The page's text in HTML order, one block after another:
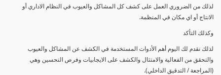
لذلك من الضروري العمل على كشف كل المشاكل والعيوب في النظام الاداري أو
الانتاج أو اي مكان في المنظمة.
وكذلك التأكد
لذلك نقدم لك اليوم أهم الأدوات المستخدمة في الكشف عن المشاكل والعيوب
والتحقق من الفعالية والامتثال والكشف على الايجابيات وفرص التحسين وهي
(المراجعة / التدقيق الداخلي).